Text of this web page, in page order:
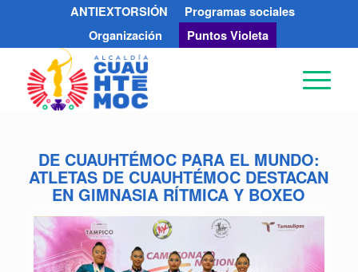
ANTIEXTORSIÓN
Programas sociales
Organización
Puntos Violeta
DE CUAUHTÉMOC PARA EL MUNDO:
ATLETAS DE CUAUHTÉMOC DESTACAN
EN GIMNASIA RÍTMICA Y BOXEO